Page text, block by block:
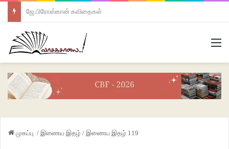
ஜே.பிரோஸ்கான் கவிதைகள்
முகப்பு / இணைய இதழ் / இணைய இதழ் 119